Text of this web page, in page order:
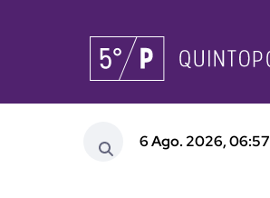
6 Ago. 2026, 06:57